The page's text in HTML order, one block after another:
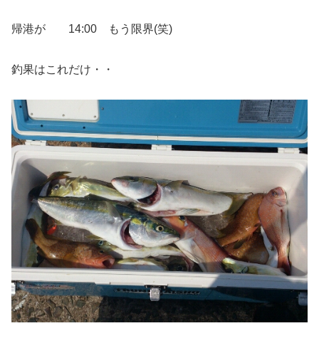
帰港が 14:00 もう限界(笑)
釣果はこれだけ・・